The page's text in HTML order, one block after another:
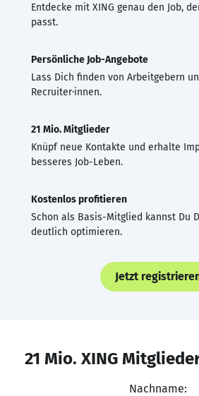
Entdecke mit XING genau den Job,
passt.
Persönliche Job-Angebote
Lass Dich finden von Arbeitgebern
Recruiter·innen.
21 Mio. Mitglieder
Knüpf neue Kontakte und erhalte
besseres Job-Leben.
Kostenlos profitieren
Schon als Basis-Mitglied kannst Du
deutlich optimieren.
Jetzt
21 Mio. XING
Nachname: